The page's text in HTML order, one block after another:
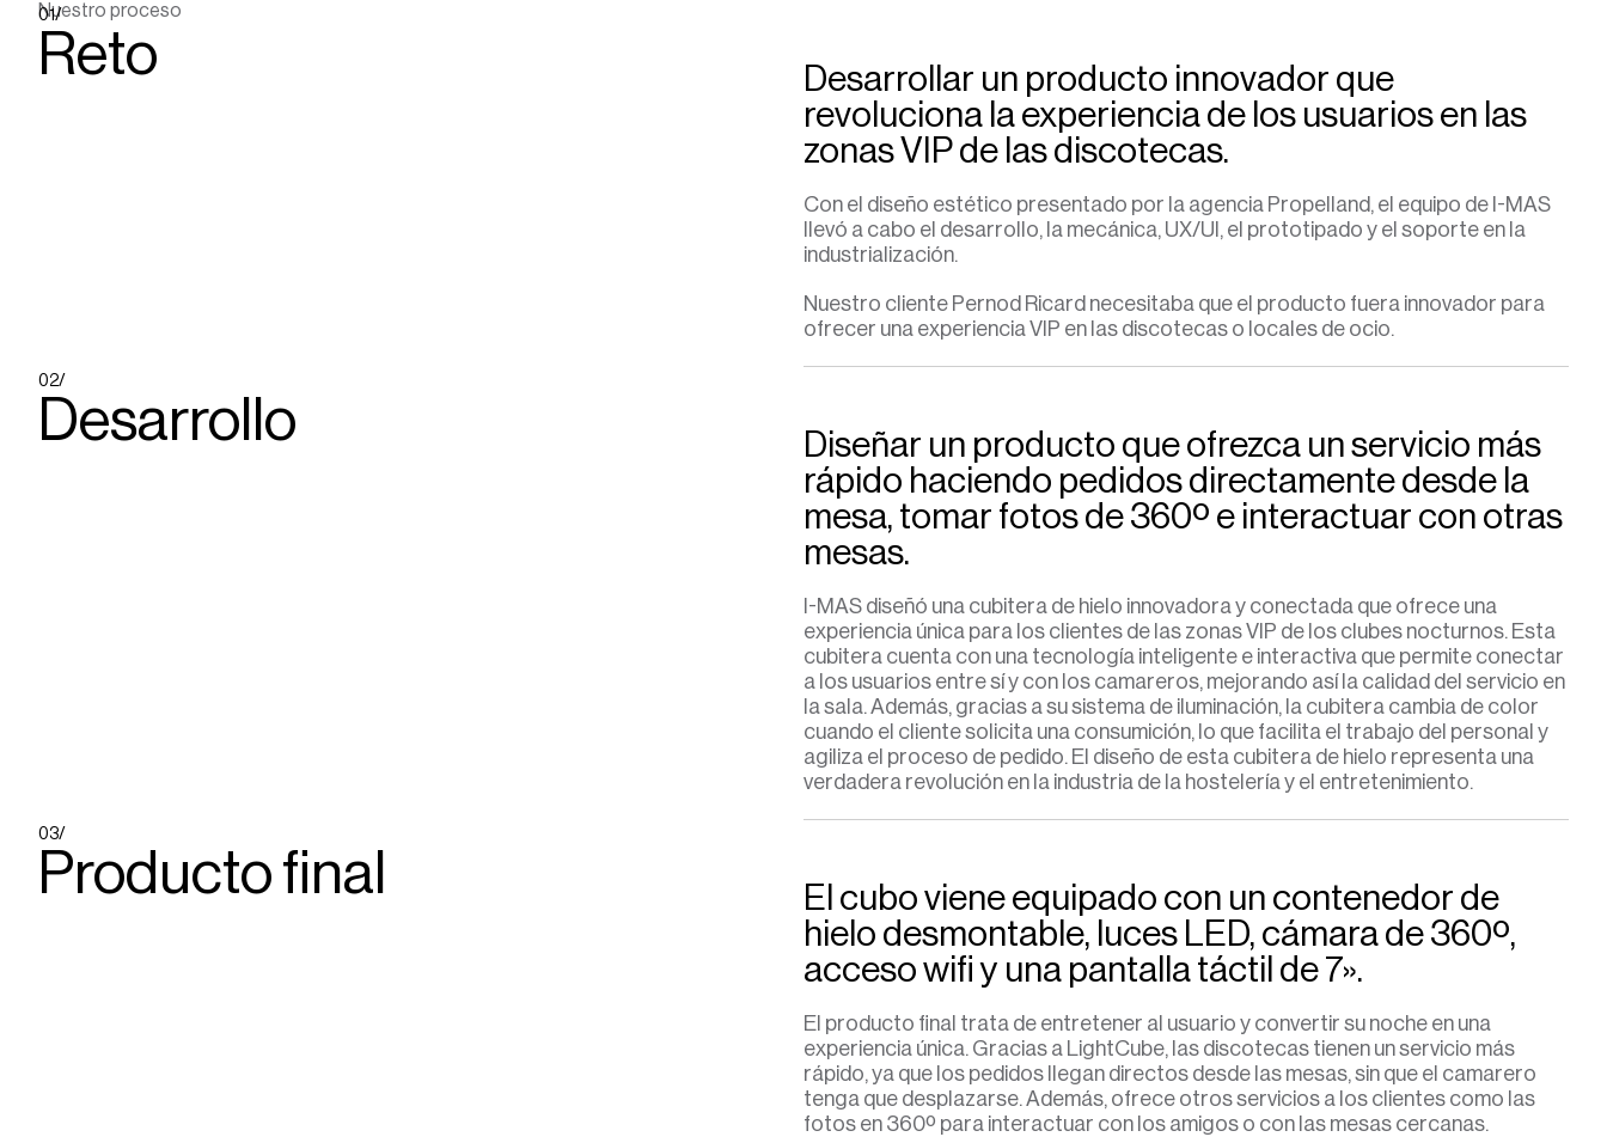
Nuestro proceso
01/
Reto
Desarrollar un producto innovador que
revoluciona la experiencia de los usuarios en las
zonas VIP de las discotecas.
Con el diseño estético presentado por la agencia Propelland, el equipo de I-MAS
llevó a cabo el desarrollo, la mecánica, UX/UI, el prototipado y el soporte en la
industrialización.
Nuestro cliente Pernod Ricard necesitaba que el producto fuera innovador para
ofrecer una experiencia VIP en las discotecas o locales de ocio.
02/
Desarrollo
Diseñar un producto que ofrezca un servicio más
rápido haciendo pedidos directamente desde la
mesa, tomar fotos de 360º e interactuar con otras
mesas.
-MAS diseñó una cubitera de hielo innovadora y conectada que ofrece una
experiencia única para los clientes de las zonas VIP de los clubes nocturnos. Esta
cubitera cuenta con una tecnología inteligente e interactiva que permite conectar
a los usuarios entre sí y con los camareros, mejorando así la calidad del servicio en
la sala. Además, gracias a su sistema de iluminación, la cubitera cambia de color
cuando el cliente solicita una consumición, lo que facilita el trabajo del personal y
agiliza el proceso de pedido. El diseño de esta cubitera de hielo representa una
verdadera revolución en la industria de la hostelería y el entretenimiento.
03/
Producto final
El cubo viene equipado con un contenedor de
hielo desmontable, luces LED, cámara de 360º,
acceso wifi y una pantalla táctil de 7».
El producto final trata de entretener al usuario y convertir su noche en una
experiencia única. Gracias a LightCube, las discotecas tienen un servicio más
rápido, ya que los pedidos llegan directos desde las mesas, sin que el camarero
tenga que desplazarse. Además, ofrece otros servicios a los clientes como las
fotos en 360º para interactuar con los amigos o con las mesas cercanas.